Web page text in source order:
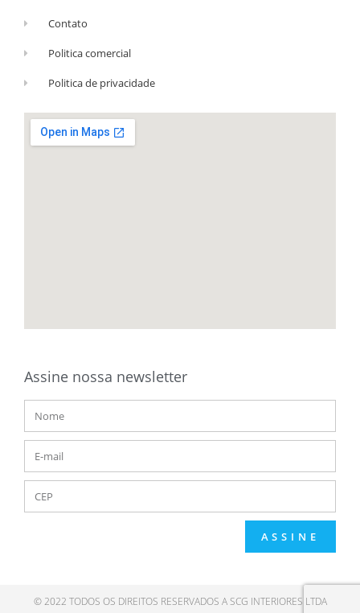
Contato
Politica comercial
Politica de privacidade
Assine nossa newsletter
ASSINE
© 2022 TODOS OS DIREITOS RESERVADOS A SCG INTERIORES LTDA